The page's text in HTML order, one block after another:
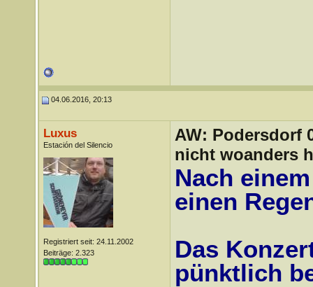
04.06.2016, 20:13
Luxus
Estación del Silencio
Registriert seit: 24.11.2002
Beiträge: 2.323
AW: Podersdorf
nicht woanders
Nach
einen
Das
pünktlich